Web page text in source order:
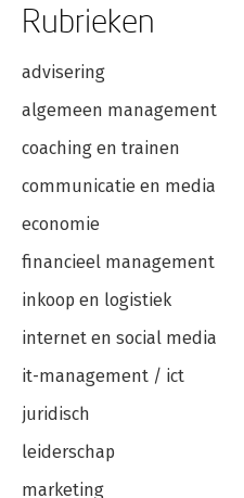
Rubrieken
advisering
algemeen management
coaching en trainen
communicatie en media
economie
financieel management
inkoop en logistiek
internet en social media
it-management / ict
juridisch
leiderschap
marketing